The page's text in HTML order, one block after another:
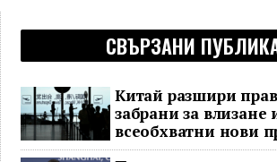
СВЪРЗАНИ
Китай разшири
забрани за влизане
всеобхватни нови